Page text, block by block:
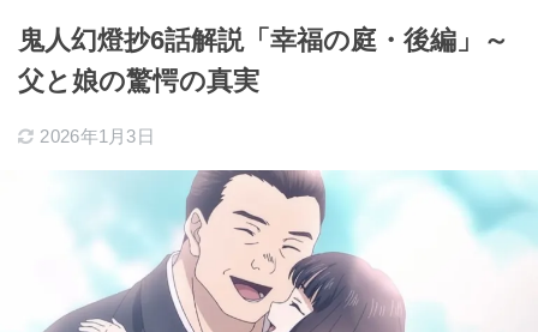
鬼人幻燈抄6話解説「幸福の庭・後編」～
父と娘の驚愕の真実
2026年1月3日